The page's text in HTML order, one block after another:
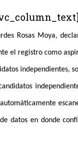
Rosas Moya,
el registro como
independientes,
datos en donde